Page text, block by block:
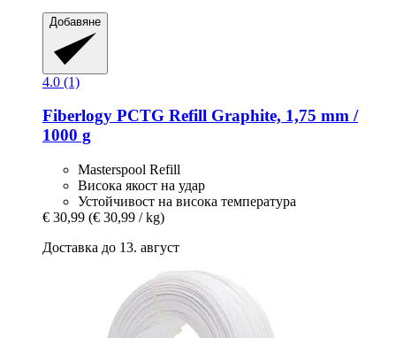
Добавяне
4.0 (1)
Fiberlogy PCTG Refill Graphite, 1,75 mm /
1000 g
Masterspool Refill
Висока якост на удар
Устойчивост на висока температура
€ 30,99 (€ 30,99 / kg)
Доставка до 13. август